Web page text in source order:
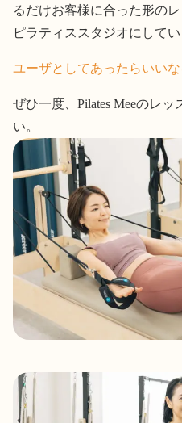
るだけお客様に合った形の
ピラティススタジオにしてい
ユーザとしてあったらいい
ぜひ一度、Pilates Meeのレ
い。